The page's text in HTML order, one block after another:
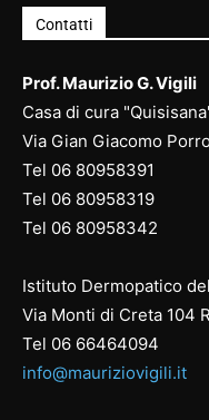
Contatti
Prof. Maurizio G. Vigili
Casa di cura
Via Gian Giacomo
Tel 06 80958391
Tel 06 80958319
Tel 06 80958342
Istituto Dermopatico
Via Monti di Creta 104
Tel 06 66464094
info@mauriziovigili.it